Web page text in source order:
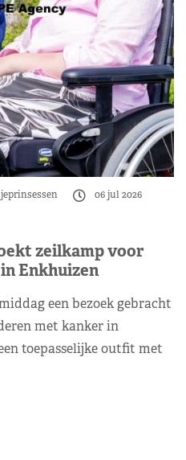
06 jul 2026
zeilkamp voor
Enkhuizen
een bezoek gebracht
met kanker in
toepasselijke outfit met